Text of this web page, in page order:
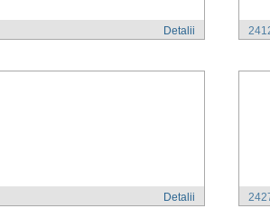
Detalii
Detalii